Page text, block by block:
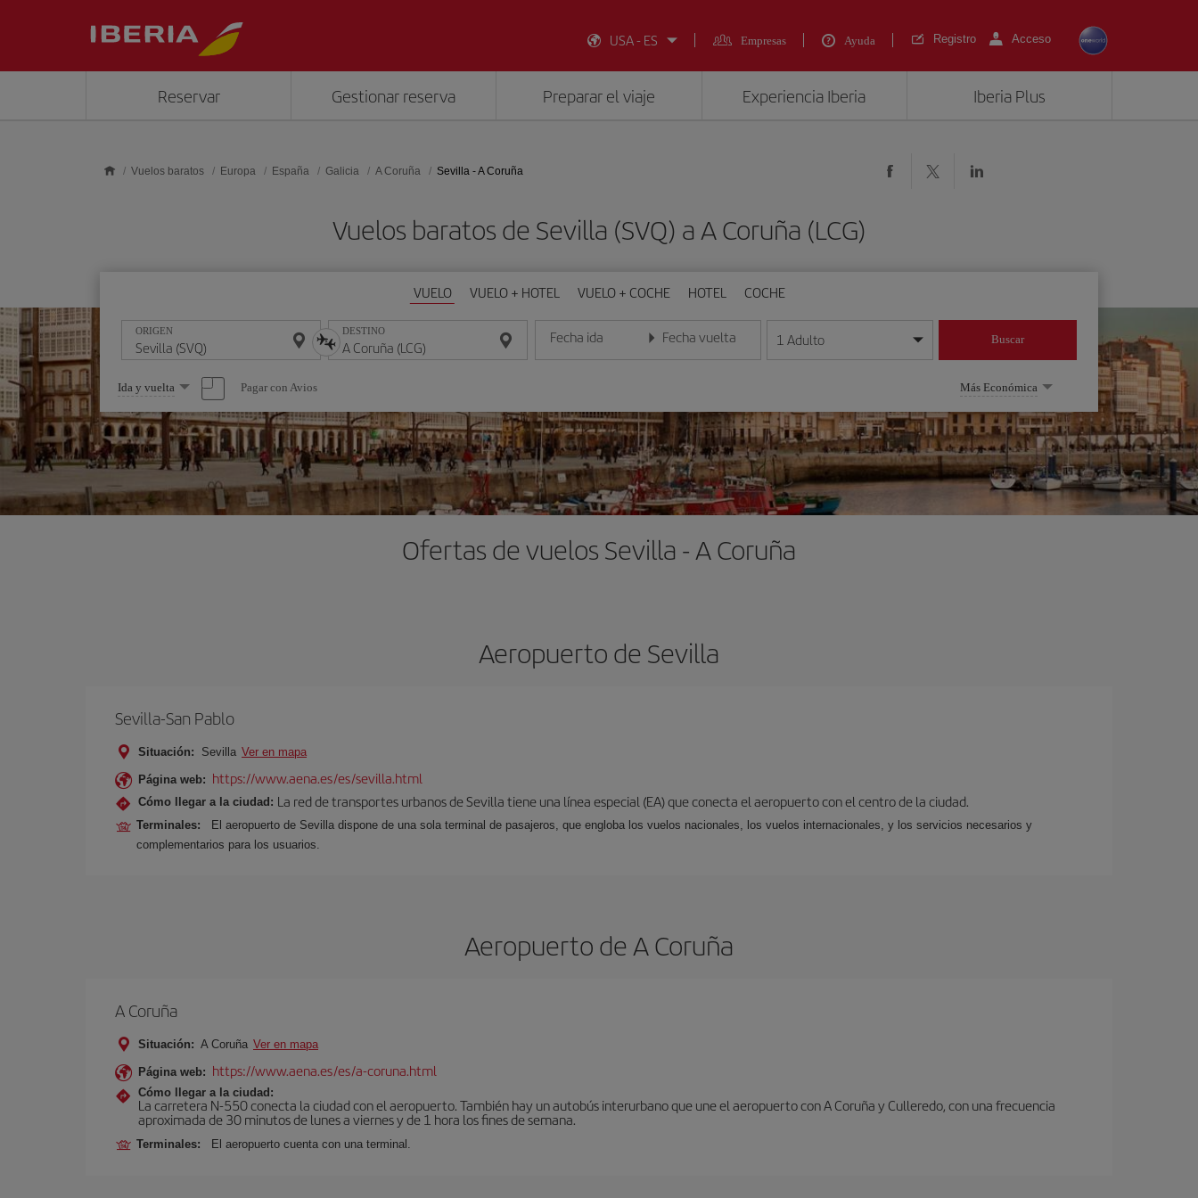
USA - ES
Empresas Ayuda Registro Acceso
Reservar Gestionar reserva Preparar el viaje Experiencia Iberia Iberia Plus
Vuelos baratos Europa España Galicia A Coruña Sevilla - A Coruña
Vuelos baratos de Sevilla (SVQ) a A Coruña (LCG)
VUELO VUELO + HOTEL VUELO + COCHE HOTEL COCHE
ORIGEN DESTINO Fecha ida
Introduce la fecha en formato día/mes/año
Fecha vuelta
Introduce la fecha en formato día/mes/año
1 Adulto Buscar
Seleccione
una
opción
Ida y vuelta Pagar con Avios Más Económica
Ofertas de vuelos Sevilla - A Coruña
Aeropuerto de Sevilla
Sevilla-San Pablo
Situación: Sevilla Ver en mapa
Página web: https://www.aena.es/es/sevilla.html
Cómo llegar a la ciudad: La red de transportes urbanos de Sevilla tiene una línea especial (EA) que conecta el aeropuerto con el centro de la ciudad.
Terminales:
El aeropuerto de Sevilla dispone de una sola terminal de pasajeros, que engloba los vuelos nacionales, los vuelos internacionales, y los servicios necesarios y
complementarios para los usuarios.
Aeropuerto de A Coruña
A Coruña
Situación: A Coruña Ver en mapa
Página web: https://www.aena.es/es/a-coruna.html
Cómo llegar a la ciudad:
La carretera N-550 conecta la ciudad con el aeropuerto. También hay un autobús interurbano que une el aeropuerto con A Coruña y Culleredo, con una frecuencia
aproximada de 30 minutos de lunes a viernes y de 1 hora los fines de semana.
Terminales: El aeropuerto cuenta con una terminal.